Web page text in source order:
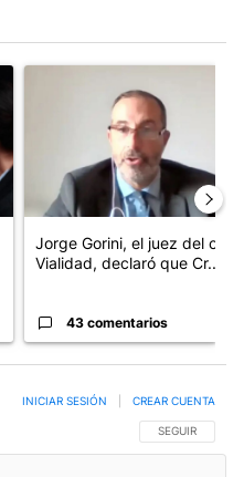
título "El fiscal intimó a
Jorge Gorini, el juez del caso
Vialidad, declaró que Cr...
43 comentarios
SIGA ESTA
SEGUIR
INICIAR SESIÓN CREAR CUENTA